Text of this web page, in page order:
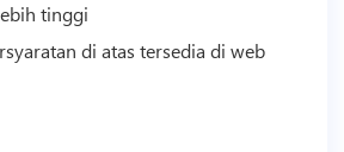
tinggi
di atas tersedia di web